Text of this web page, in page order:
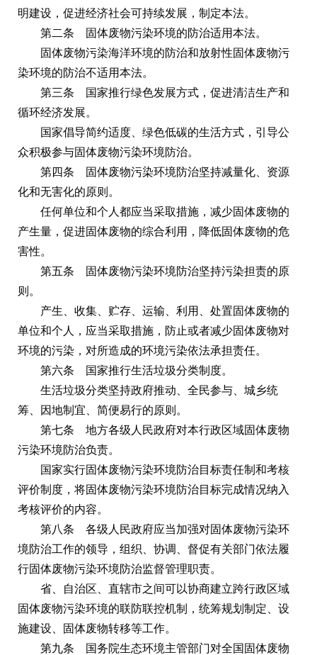
明建设，促进经济社会可持续发展，制定本法。
第二条 固体废物污染环境的防治适用本法。
固体废物污染海洋环境的防治和放射性固体废物污
染环境的防治不适用本法。
第三条 国家推行绿色发展方式，促进清洁生产和
循环经济发展。
国家倡导简约适度、绿色低碳的生活方式，引导公
众积极参与固体废物污染环境防治。
第四条 固体废物污染环境防治坚持减量化、资源
化和无害化的原则。
任何单位和个人都应当采取措施，减少固体废物的
产生量，促进固体废物的综合利用，降低固体废物的危
害性。
第五条 固体废物污染环境防治坚持污染担责的原
则。
产生、收集、贮存、运输、利用、处置固体废物的
单位和个人，应当采取措施，防止或者减少固体废物对
环境的污染，对所造成的环境污染依法承担责任。
第六条 国家推行生活垃圾分类制度。
生活垃圾分类坚持政府推动、全民参与、城乡统
筹、因地制宜、简便易行的原则。
第七条 地方各级人民政府对本行政区域固体废物
污染环境防治负责。
国家实行固体废物污染环境防治目标责任制和考核
评价制度，将固体废物污染环境防治目标完成情况纳入
考核评价的内容。
第八条 各级人民政府应当加强对固体废物污染环
境防治工作的领导，组织、协调、督促有关部门依法履
行固体废物污染环境防治监督管理职责。
省、自治区、直辖市之间可以协商建立跨行政区域
固体废物污染环境的联防联控机制，统筹规划制定、设
施建设、固体废物转移等工作。
第九条 国务院生态环境主管部门对全国固体废物